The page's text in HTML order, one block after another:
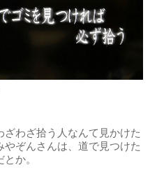
わざ拾う人なんて見かけた
ぞんさんは、道で見つけた
か。